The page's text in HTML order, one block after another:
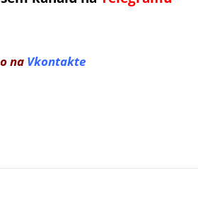
na Vkontakte